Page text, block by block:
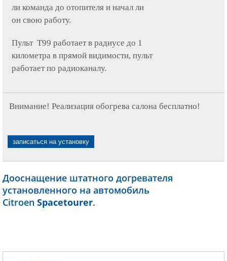
ли команда до отопителя и начал ли
он свою работу.
Пульт Т99 работает в радиусе до 1
километра в прямой видимости, пульт
работает по радиоканалу.
Внимание! Реализация обогрева салона бесплатно!
записаться на установку
Дооснащение штатного догревателя
установленного на автомобиль
Citroen Spacetourer.